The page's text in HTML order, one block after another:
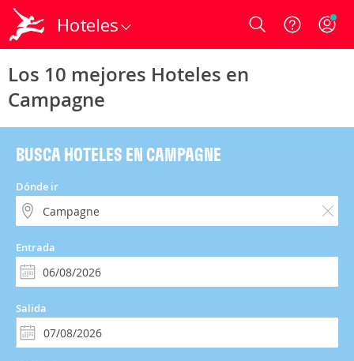
Hoteles Login
Los 10 mejores Hoteles en
Campagne
BUSCA HOTELES EN CAMPAGNE
Dónde ir
Entrada
Salida